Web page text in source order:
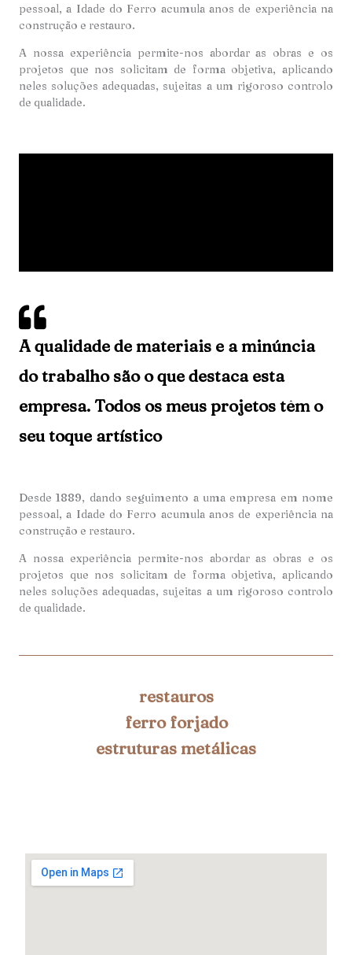
A qualidade de materiais e a minúncia
do trabalho são o que destaca esta
empresa. Todos os meus projetos têm o
seu toque artístico
Desde 1889, dando seguimento a uma empresa em nome
pessoal, a Idade do Ferro acumula anos de experiência na
construção e restauro.
A nossa experiência permite-nos abordar as obras e os
projetos que nos solicitam de forma objetiva, aplicando
neles soluções adequadas, sujeitas a um rigoroso controlo
de qualidade.
restauros
ferro forjado
estruturas metálicas
pessoal, a Idade do Ferro acumula anos de experiência na
construção e restauro.
A nossa experiência permite-nos abordar as obras e os
projetos que nos solicitam de forma objetiva, aplicando
neles soluções adequadas, sujeitas a um rigoroso controlo
de qualidade.